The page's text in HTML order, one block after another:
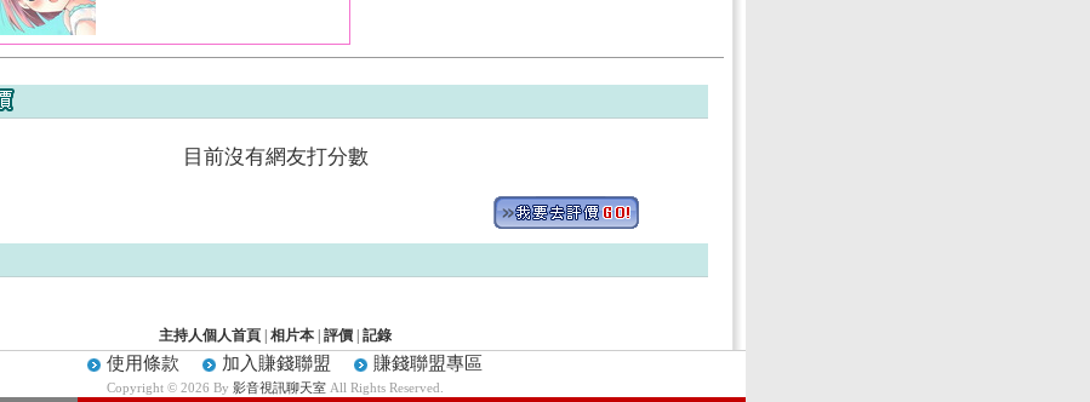
目前沒有網友打分數
主持人個人首頁 相片本 評價 記錄
使用條款 加入賺錢聯盟 賺錢聯盟專區
Copyright © 2026 By 影音視訊聊天室 All Rights Reserved.